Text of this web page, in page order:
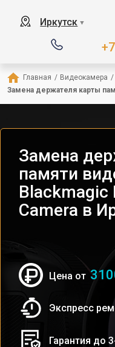
Иркутск ▼
Главная / Видеокамера /
Замена держателя карты
Замена
памяти
Blackmagic
Camera в
Цена от
Экспресс
Гарантия до